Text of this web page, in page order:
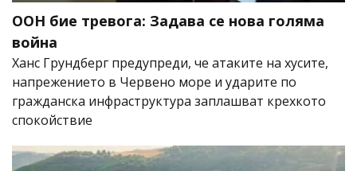
ООН бие тревога: Задава се нова голяма
война
Ханс Грундберг предупреди, че атаките на хусите,
напрежението в Червено море и ударите по
гражданска инфраструктура заплашват крехкото
спокойствие